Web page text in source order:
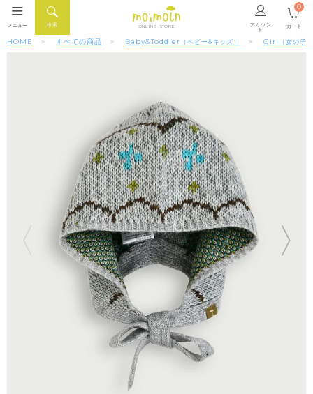
ONLINE STORE アカウン
ト
検索
メニュー カート
0
HOME すべての商品 Baby&Toddler （ベビー&キッズ） Girl （女の子）